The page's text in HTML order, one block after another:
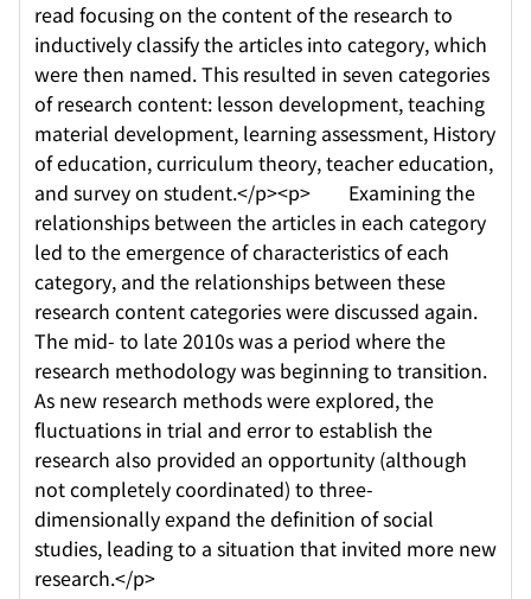
read focusing on the content of the research to
inductively classify the articles into category, which
were then named. This resulted in seven categories
of research content: lesson development, teaching
material development, learning assessment, History
of education, curriculum theory, teacher education,
and survey on student.</p><p> Examining the
relationships between the articles in each category
led to the emergence of characteristics of each
category, and the relationships between these
research content categories were discussed again.
The mid- to late 2010s was a period where the
research methodology was beginning to transition.
As new research methods were explored, the
fluctuations in trial and error to establish the
research also provided an opportunity (although
not completely coordinated) to three-
dimensionally expand the definition of social
studies, leading to a situation that invited more new
research.</p>